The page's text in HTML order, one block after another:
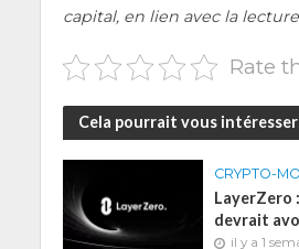
capi­tal, en lien avec la
Rate
Cela pourrait vous intéresser
CRYPTO-
LayerZero
devrait
il y a 1